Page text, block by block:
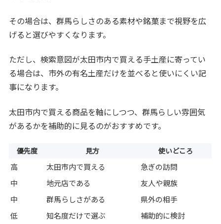
その場合は、群馬らしさのある素材や銘菓まで視野を広
げると選びやすくなります。
ただし、検索意図が太田市内で買える手土産に寄ってい
る場合は、市外の有名土産だけを並べると使いにくい記
事になります。
太田市内で買える商品を軸にしつつ、群馬らしい雰囲気
があるかを補助的に見るのがおすすめです。
優先度 見方 使いどころ
高 太田市内で買える
急ぎの訪問
中
地元店である
友人や親族
中
群馬らしさがある
県外の相手
低
知名度だけで選ぶ 補助的に検討